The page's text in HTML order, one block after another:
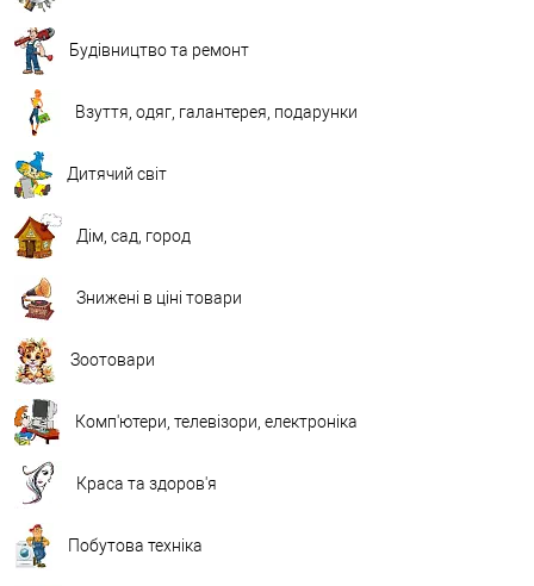
Будівництво та ремонт
Взуття, одяг, галантерея, подарунки
Дитячий світ
Дім, сад, город
Знижені в ціні товари
Зоотовари
Комп'ютери, телевізори, електроніка
Краса та здоров'я
Побутова техніка